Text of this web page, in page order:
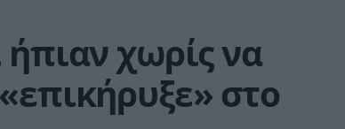
χωρίς να
στο